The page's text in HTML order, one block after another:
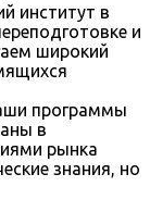
институт в
и
широкий
программы
в
рынка
знания, но